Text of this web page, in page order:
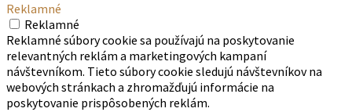
Reklamné
Reklamné
Reklamné súbory cookie sa používajú na poskytovanie
relevantných reklám a marketingových kampaní
návštevníkom. Tieto súbory cookie sledujú návštevníkov na
webových stránkach a zhromažďujú informácie na
poskytovanie prispôsobených reklám.